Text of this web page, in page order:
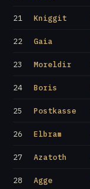
21 Kniggit
22 Gaia
23 Moreldir
24 Boris
25 Postkasse
26 Elbram
27 Azatoth
28 Agge